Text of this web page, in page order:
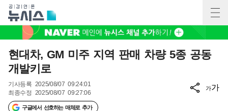
현대차, GM 미주 지역 판매 차량 5종 공동
개발키로
기사등록 2025/08/07 09:24:01
최종수정 2025/08/07 09:27:06
구글에서 선호하는 매체로 추가
가가